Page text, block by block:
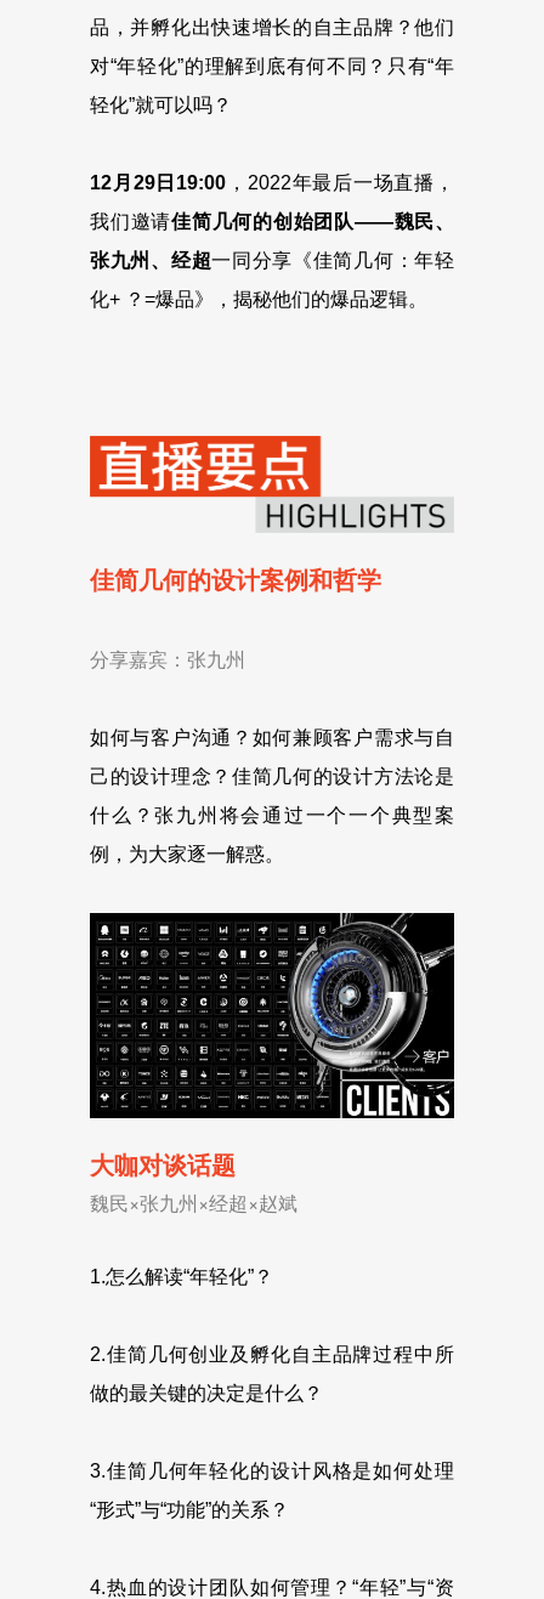
品，并孵化出快速增长的自主品牌？他们
对“年轻化”的理解到底有何不同？只有“年
轻化”就可以吗？
12月29日19:00 ，2022年最后一场直播，
我们邀请佳简几何的创始团队——魏民、
张九州、经超一同分享《佳简几何：年轻
化+ ？=爆品》，揭秘他们的爆品逻辑。
佳简几何的设计案例和哲学
分享嘉宾：张九州
如何与客户沟通？如何兼顾客户需求与自
己的设计理念？佳简几何的设计方法论是
什么？张九州将会通过一个一个典型案
例，为大家逐一解惑。
大咖对谈话题
魏民×张九州×经超×赵斌
1.怎么解读“年轻化”？
2.佳简几何创业及孵化自主品牌过程中所
做的最关键的决定是什么？
3.佳简几何年轻化的设计风格是如何处理
“形式”与“功能”的关系？
4.热血的设计团队如何管理？“年轻”与“资